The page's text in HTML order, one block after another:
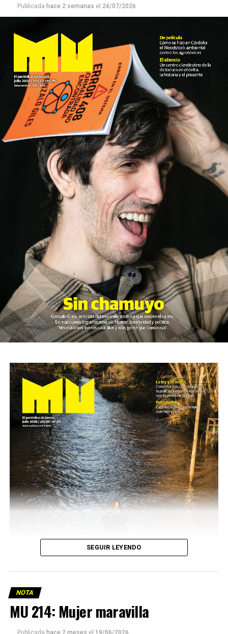
Publicada hace 2 semanas el 24/07/2026
SEGUIR LEYENDO
NOTA
MU 214: Mujer maravilla
Publicada hace 2 meses el 19/06/2026